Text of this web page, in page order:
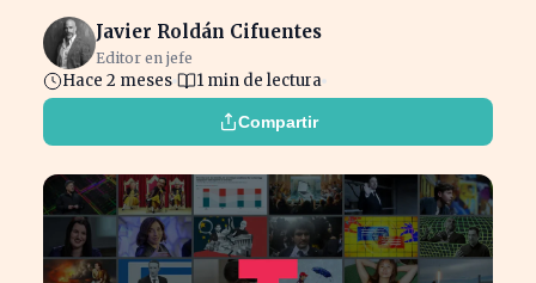
Javier Roldán Cifuentes
Editor en jefe
Hace 2 meses 1 min de lectura
Compartir